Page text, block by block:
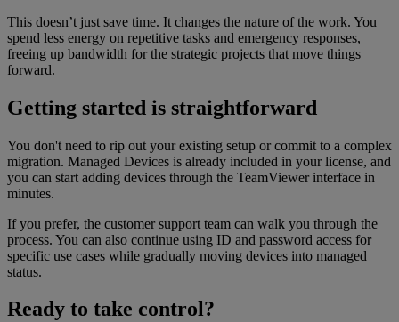
This doesn’t just save time. It changes the nature of the work. You
spend less energy on repetitive tasks and emergency responses,
freeing up bandwidth for the strategic projects that move things
forward.
Getting started is straightforward
You don't need to rip out your existing setup or commit to a complex
migration. Managed Devices is already included in your license, and
you can start adding devices through the TeamViewer interface in
minutes.
If you prefer, the customer support team can walk you through the
process. You can also continue using ID and password access for
specific use cases while gradually moving devices into managed
status.
Ready to take control?